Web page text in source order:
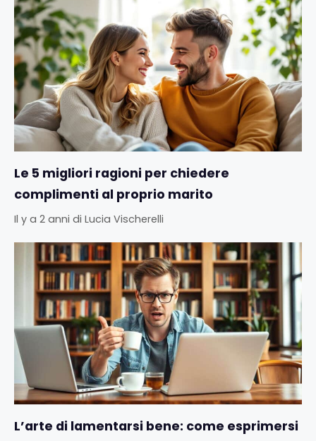
Le 5 migliori ragioni per chiedere
complimenti al proprio marito
Il y a 2 anni di Lucia Vischerelli
L’arte di lamentarsi bene: come esprimersi